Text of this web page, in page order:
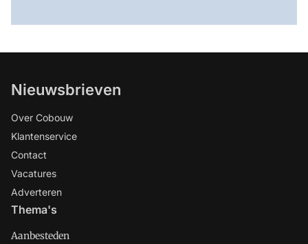
Nieuwsbrieven
Over Cobouw
Klantenservice
Contact
Vacatures
Adverteren
Thema's
Aanbesteden